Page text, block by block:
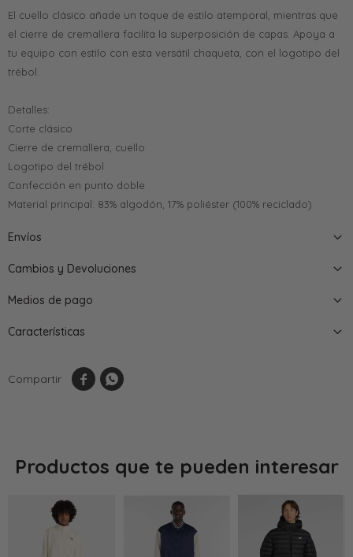
El cuello clásico añade un toque de estilo atemporal, mientras que
el cierre de cremallera facilita la superposición de capas. Apoya a
tu equipo con estilo con esta versátil chaqueta, con el logotipo del
trébol.
Detalles:
Corte clásico
Cierre de cremallera, cuello
Logotipo del trébol
Confección en punto doble
Material principal: 83% algodón, 17% poliéster (100% reciclado)
Envíos
Cambios y Devoluciones
Medios de pago
Características
 
Productos que te pueden interesar